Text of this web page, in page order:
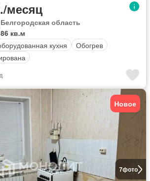
месяц
область
86 кв.м
кухня
Обогрев
7фото
Новое